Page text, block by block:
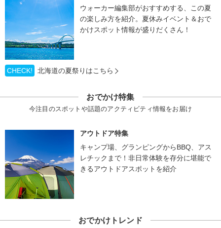
ウォーカー編集部がおすすめする、この夏
の楽しみ方を紹介。夏休みイベント＆おで
かけスポット情報が盛りだくさん！
CHECK! 北海道の夏祭りはこちら
おでかけ特集
今注目のスポットや話題のアクティビティ情報をお届け
アウトドア特集
キャンプ場、グランピングからBBQ、アス
レチックまで！非日常体験を存分に堪能で
きるアウトドアスポットを紹介
おでかけトレンド